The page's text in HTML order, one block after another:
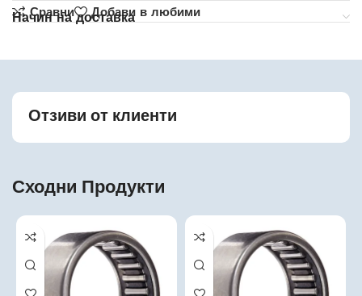
Сравни
Добави в любими
Начин на доставка
Отзиви от клиенти
Сходни Продукти